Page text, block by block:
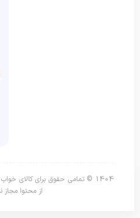
1404 © تمامی حقوق برای کالای
از محتوا مجاز